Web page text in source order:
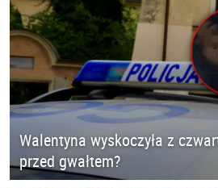
Walentyna wyskoczyła z
przed gwałtem?